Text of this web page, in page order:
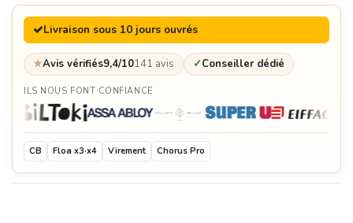
Rôtissoire pour Barbecue sur Brasero (Ø 78, Ø
88, Ø 98, Ø 82 & Ø 96) - Oyat
249,00 €
Moteur pour rôtissoire sur Brasero (Ø 78, Ø 88, Ø
Piques à brochettes Asado - Lot de 3 - Oyat
49,00 €
Extra plancha pour brasero (Ø 78, Ø 88, Ø 98, Ø
Livraison sous 10 jours ouvrés
★Avis vérifiés9,4/10141 avis ✓Conseiller dédié
ILS NOUS FONT CONFIANCE
CB Floa x3·x4 Virement Chorus Pro